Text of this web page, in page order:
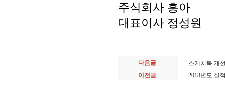
주식회사 흥아
대표이사 정성원
다음글
스케치북 개
이전글
2018년도 실